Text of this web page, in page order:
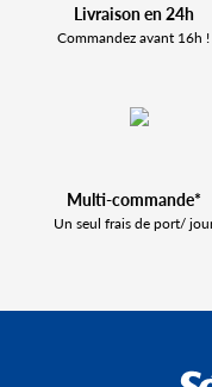
Livraison en 24h
Commandez avant 16h !
Multi-commande*
Un seul frais de port/